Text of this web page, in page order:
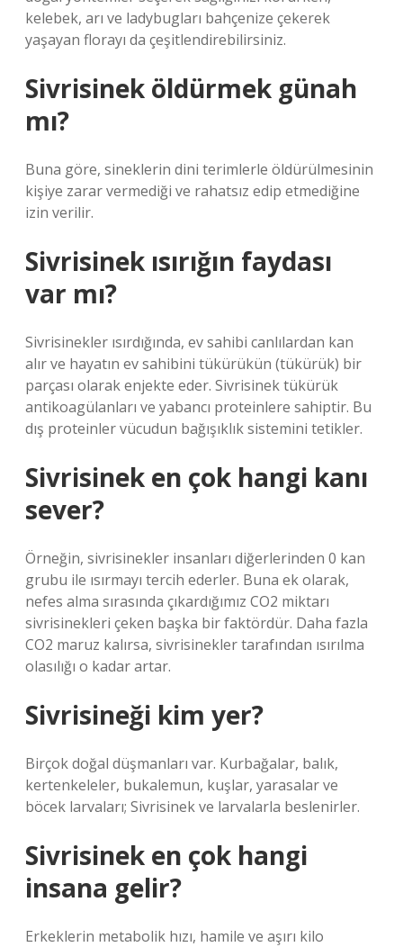
kelebek, arı ve ladybugları bahçenize çekerek
yaşayan florayı da çeşitlendirebilirsiniz.
Sivrisinek öldürmek günah
mı?
Buna göre, sineklerin dini terimlerle öldürülmesinin
kişiye zarar vermediği ve rahatsız edip etmediğine
izin verilir.
Sivrisinek ısırığın faydası
var mı?
Sivrisinekler ısırdığında, ev sahibi canlılardan kan
alır ve hayatın ev sahibini tükürükün (tükürük) bir
parçası olarak enjekte eder. Sivrisinek tükürük
antikoagülanları ve yabancı proteinlere sahiptir. Bu
dış proteinler vücudun bağışıklık sistemini tetikler.
Sivrisinek en çok hangi kanı
sever?
Örneğin, sivrisinekler insanları diğerlerinden 0 kan
grubu ile ısırmayı tercih ederler. Buna ek olarak,
nefes alma sırasında çıkardığımız CO2 miktarı
sivrisinekleri çeken başka bir faktördür. Daha fazla
CO2 maruz kalırsa, sivrisinekler tarafından ısırılma
olasılığı o kadar artar.
Sivrisineği kim yer?
Birçok doğal düşmanları var. Kurbağalar, balık,
kertenkeleler, bukalemun, kuşlar, yarasalar ve
böcek larvaları; Sivrisinek ve larvalarla beslenirler.
Sivrisinek en çok hangi
insana gelir?
Erkeklerin metabolik hızı, hamile ve aşırı kilo